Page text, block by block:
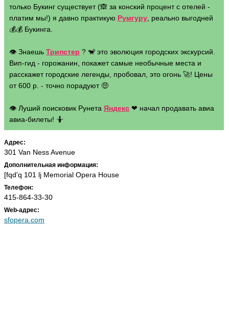
только Букинг существует (🙈 за конский процент с отелей -
платим мы!) я давно практикую Румгуру , реально выгодней
💰💰 Букинга.
👁 Знаешь Трипстер ? 🐒 это эволюция городских экскурсий.
Вип-гид - горожанин, покажет самые необычные места и
расскажет городские легенды, пробовал, это огонь 🚀! Цены
от 600 р. - точно порадуют 🤑
👁 Луший поисковик Рунета Яндекс ❤ начал продавать авиа
авиа-билеты! 🤷
Адрес:
301 Van Ness Avenue
Дополнительная информация:
[fqd'q 101 lj Memorial Opera House
Телефон:
415-864-33-30
Web-адрес:
sfopera.com